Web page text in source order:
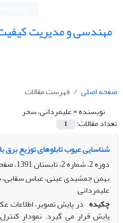
مهندسی و مدیریت
صفحه اصلی
فهرست مقالات
نویسنده =علیمردانی، سحر
تعداد مقالات:
1
شناسایی عیوب تابلوهای توزیع برق
دوره 2، شماره 2، تابستان 1391، صفحه
بهمن جمشیدی عینی، عباس
علیمردانی
چکیده در پایش تصویر، اطلاعات
پایش قرار می گیرد. نمودار